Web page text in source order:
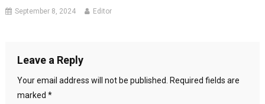
September 8, 2024 Editor
Leave a Reply
Your email address will not be published. Required fields are
marked *